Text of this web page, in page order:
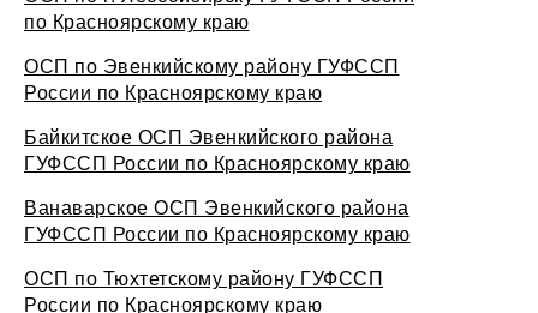
по Красноярскому краю
ОСП по Эвенкийскому району ГУФССП
России по Красноярскому краю
Байкитское ОСП Эвенкийского района
ГУФССП России по Красноярскому краю
Ванаварское ОСП Эвенкийского района
ГУФССП России по Красноярскому краю
ОСП по Тюхтетскому району ГУФССП
России по Красноярскому краю